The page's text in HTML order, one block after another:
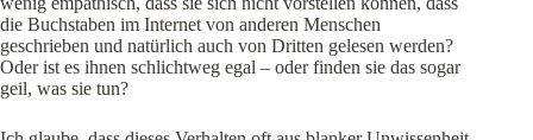
die Buchstaben im Internet von anderen Menschen
geschrieben und natürlich auch von Dritten gelesen werden?
Oder ist es ihnen schlichtweg egal – oder finden sie das sogar
geil, was sie tun?